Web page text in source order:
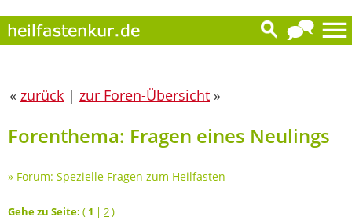
« zurück | zur Foren-Übersicht »
Forenthema: Fragen eines Neulings
» Forum: Spezielle Fragen zum Heilfasten
Gehe zu Seite: ( 1 | 2)